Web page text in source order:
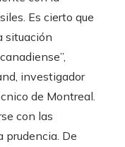
Es cierto que
situación
investigador
de Montreal.
con las
prudencia. De